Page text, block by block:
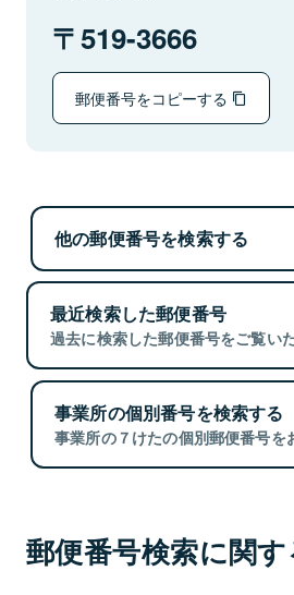
519-3666
郵便番号をコピーする
他の郵便番号を検索する
最近検索した郵便番号
過去に検索した郵便番号をご覧い
事業所の個別番号を検索する
事業所の７けたの個別郵便番号を
郵便番号検索に関